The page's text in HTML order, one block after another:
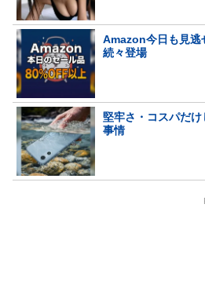
Amazon今日も見逃
続々登場
堅牢さ・コスパだけ
事情